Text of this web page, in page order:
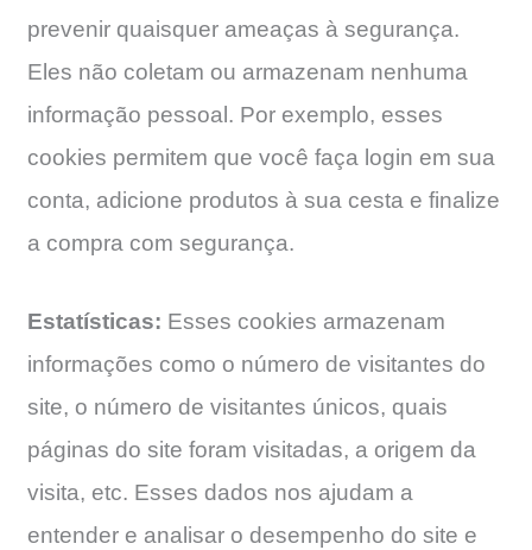
prevenir quaisquer ameaças à segurança.
Eles não coletam ou armazenam nenhuma
informação pessoal. Por exemplo, esses
cookies permitem que você faça login em sua
conta, adicione produtos à sua cesta e finalize
a compra com segurança.
Estatísticas: Esses cookies armazenam
informações como o número de visitantes do
site, o número de visitantes únicos, quais
páginas do site foram visitadas, a origem da
visita, etc. Esses dados nos ajudam a
entender e analisar o desempenho do site e